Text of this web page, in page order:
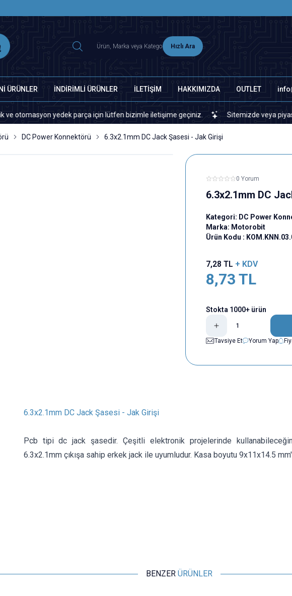
Hızlı Ara
ÜRÜNLER İNDİRİMLİ ÜRÜNLER İLETİŞİM HAKKIMIZDA OUTLET
yedek parça için lütfen bizimle iletişime geçiniz. Sitemizde veya piyasada
DC Power Konnektörü 6.3x2.1mm DC Jack Şasesi - Jak Girişi
0 Yorum
6.3x2.1mm DC
Kategori: DC Power
Marka: Motorobit
Ürün Kodu :
7,28 TL + KDV
8,73 TL
Stokta 1000+ ürün
Tavsiye Et
Yorum Yap
6.3x2.1mm DC Jack Şasesi - Jak Girişi
Pcb tipi dc jack şasedir. Çeşitli elektronik projelerinde
6.3x2.1mm çıkışa sahip erkek jack ile uyumludur. Kasa boyutu 9x11x14.5
BENZER ÜRÜNLER